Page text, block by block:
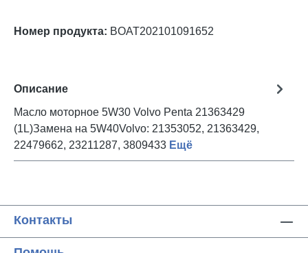
Номер продукта: BOAT202101091652
Описание
Масло моторное 5W30 Volvo Penta 21363429
(1L)Замена на 5W40Volvo: 21353052, 21363429,
22479662, 23211287, 3809433 Ещё
Контакты